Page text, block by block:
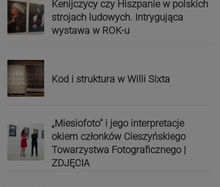
Kenijczycy czy Hiszpanie w polskich
strojach ludowych. Intrygująca
wystawa w ROK-u
Kod i struktura w Willi Sixta
„Miesiofoto” i jego interpretacje
okiem członków Cieszyńskiego
Towarzystwa Fotograficznego |
ZDJĘCIA